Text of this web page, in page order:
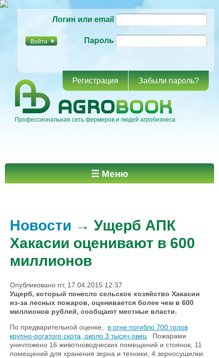
основному
Логин или email
Пароль
Регистрация Забыли пароль?
Профессиональная сеть фермеров и людей агробизнеса
Главное меню ☰ Меню
Новости → Ущерб АПК
Хакасии оценивают в 600
миллионов
Опубликовано пт, 17.04.2015 12:37
Ущерб, который понесло сельское хозяйство Хакасии
из-за лесных пожаров, оценивается более чем в 600
миллионов рублей, сообщают местные власти.
По предварительной оценке, в огне погибло 700 голов
крупно-рогатого скота, около 3 тысяч овец . Пожарами
уничтожено 16 животноводческих помещений и стоянок, 11
помещений для хранения зерна и техники, 4 зерносушилки.